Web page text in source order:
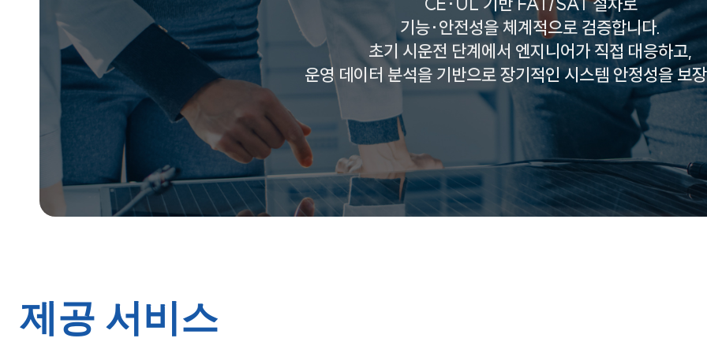
기능·안전성을 체계적으로 검증합니다.
초기 시운전 단계에서 엔지니어가 직접 대응하고,
운영 데이터 분석을 기반으로 장기적인 시스템 안정성을 보
제공 서비스